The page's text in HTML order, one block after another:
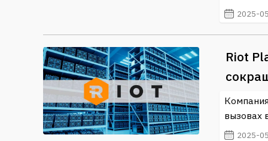
2025-
Riot
вызовах
2025-